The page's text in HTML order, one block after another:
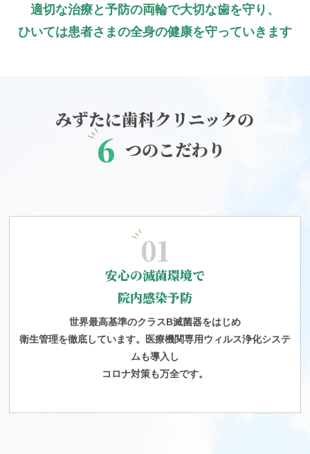
適切な治療と予防の両輪で大切な歯を守り、
ひいては患者さまの全身の健康を守っていきます
みずたに歯科クリニックの
6 つのこだわり
01
安心の滅菌環境で
院内感染予防
世界最高基準のクラスB滅菌器をはじめ
衛生管理を徹底しています。医療機関専用ウィルス浄化システ
ムも導入し
コロナ対策も万全です。